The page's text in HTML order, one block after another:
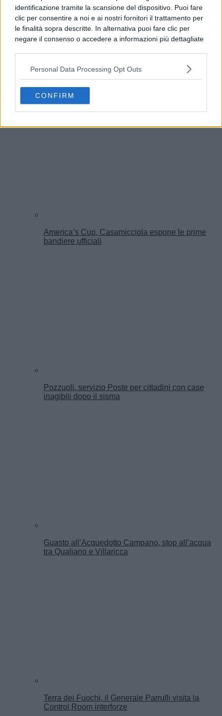
identificazione tramite la scansione del dispositivo. Puoi fare
clic per consentire a noi e ai nostri fornitori il trattamento per
le finalità sopra descritte. In alternativa puoi fare clic per
negare il consenso o accedere a informazioni più dettagliate
possono non richiedere il tuo consenso, ma hai il diritto di
opporti a tale trattamento. Le tue preferenze si
preferenze in qualsiasi momento ritornando su questo sito o
consultando la nostrainformativa sulla riservatezza.
Personal Data Processing Opt Outs
CONFIRM
Benevento, allerta meteo fino alle 21: l’avviso del
Comune
America’s Cup, Casamicciola espone le prime
bandiere ufficiali
Pozzuoli, servizio Poste per cittadini con case
inagibili dopo il sisma
Guasto all’Acquedotto Campano, stop all’acqua
tra Qualiano e Villaricca
Terra dei Fuochi, il Generale Parrulli visita la
Control Room interforze